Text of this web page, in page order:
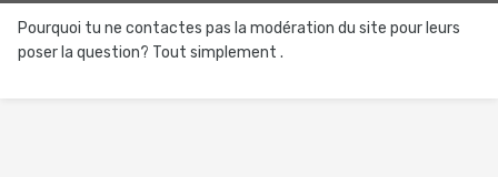
Pourquoi tu ne contactes pas la modération du site pour leurs
poser la question? Tout simplement .